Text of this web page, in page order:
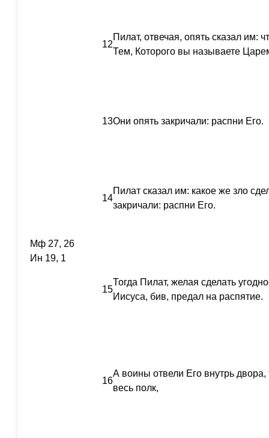
12
Пилат, отвечая, опять сказал им:
Тем, Которого вы называете
13Они опять закричали: распни Его.
14
Пилат сказал им: какое же зло
закричали: распни Его.
Мф 27, 26
Ин 19, 1
15
Тогда Пилат, желая сделать
Иисуса, бив, предал на распятие.
16
А воины отвели Его внутрь
весь полк,